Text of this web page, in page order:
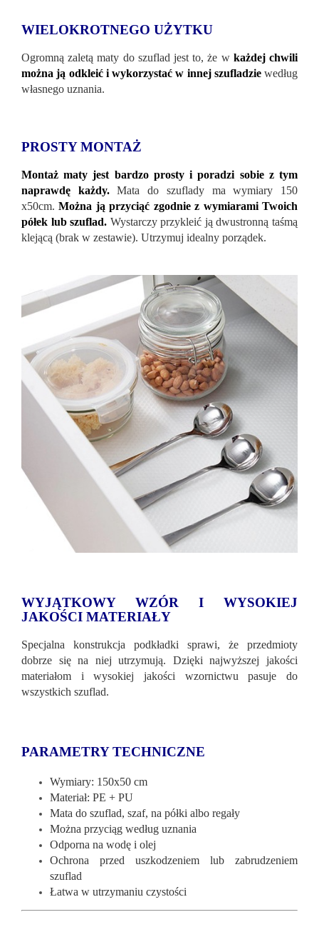
WIELOKROTNEGO UŻYTKU
Ogromną zaletą maty do szuflad jest to, że w każdej chwili
można ją odkleić i wykorzystać w innej szufladziewedług
własnego uznania.
PROSTY MONTAŻ
Montaż maty jest bardzo prosty i poradzi sobie z tym
naprawdę każdy.Mata do szuflady ma wymiary 150
x50cm.Można ją przyciąć zgodnie z wymiarami Twoich
półek lub szuflad. Wystarczy przykleić ją dwustronną taśmą
klejącą (brak w zestawie). Utrzymuj idealny porządek.
WYJĄTKOWY WZÓR I WYSOKIEJ
JAKOŚCI MATERIAŁY
Specjalna konstrukcja podkładki sprawi, że przedmioty
dobrze się na niej utrzymują. Dzięki najwyższej jakości
materiałom i wysokiej jakości wzornictwu pasuje do
wszystkich szuflad.
PARAMETRY TECHNICZNE
Wymiary: 150x50 cm
Materiał: PE + PU
Mata do szuflad, szaf, na półki albo regały
Można przyciąg według uznania
Odporna na wodę i olej
Ochrona przed uszkodzeniem lub zabrudzeniem
szuflad
Łatwa w utrzymaniu czystości